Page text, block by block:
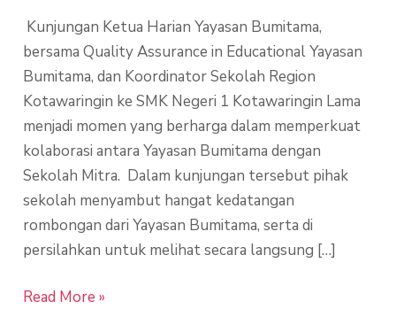
Kunjungan Ketua Harian Yayasan Bumitama,
bersama Quality Assurance in Educational Yayasan
Bumitama, dan Koordinator Sekolah Region
Kotawaringin ke SMK Negeri 1 Kotawaringin Lama
menjadi momen yang berharga dalam memperkuat
kolaborasi antara Yayasan Bumitama dengan
Sekolah Mitra. Dalam kunjungan tersebut pihak
sekolah menyambut hangat kedatangan
rombongan dari Yayasan Bumitama, serta di
persilahkan untuk melihat secara langsung […]
Read More »